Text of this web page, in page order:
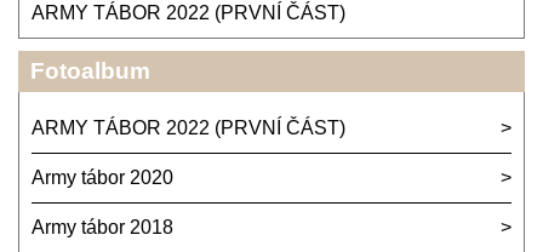
ARMY TÁBOR 2022 (PRVNÍ ČÁST)
Fotoalbum
ARMY TÁBOR 2022 (PRVNÍ ČÁST)
Army tábor 2020
Army tábor 2018